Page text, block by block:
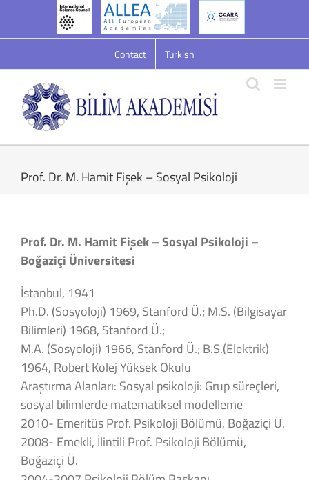
Contact Turkish
Prof. Dr. M. Hamit Fişek – Sosyal Psikoloji
Prof. Dr. M. Hamit Fişek – Sosyal Psikoloji –
Boğaziçi Üniversitesi
İstanbul, 1941
Ph.D. (Sosyoloji) 1969, Stanford Ü.; M.S. (Bilgisayar
Bilimleri) 1968, Stanford Ü.;
M.A. (Sosyoloji) 1966, Stanford Ü.; B.S.(Elektrik)
1964, Robert Kolej Yüksek Okulu
Araştırma Alanları: Sosyal psikoloji: Grup süreçleri,
sosyal bilimlerde matematiksel modelleme
2010- Emeritüs Prof. Psikoloji Bölümü, Boğaziçi Ü.
2008- Emekli, İlintili Prof. Psikoloji Bölümü,
Boğaziçi Ü.